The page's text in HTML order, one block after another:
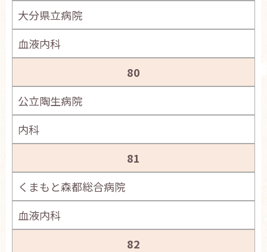
大分県立病院
血液内科
80
公立陶生病院
内科
81
くまもと森都総合病院
血液内科
82